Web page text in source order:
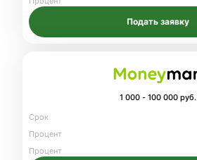
Подать заявку
1 000 - 100 000 руб.
Срок
Процент
Процент